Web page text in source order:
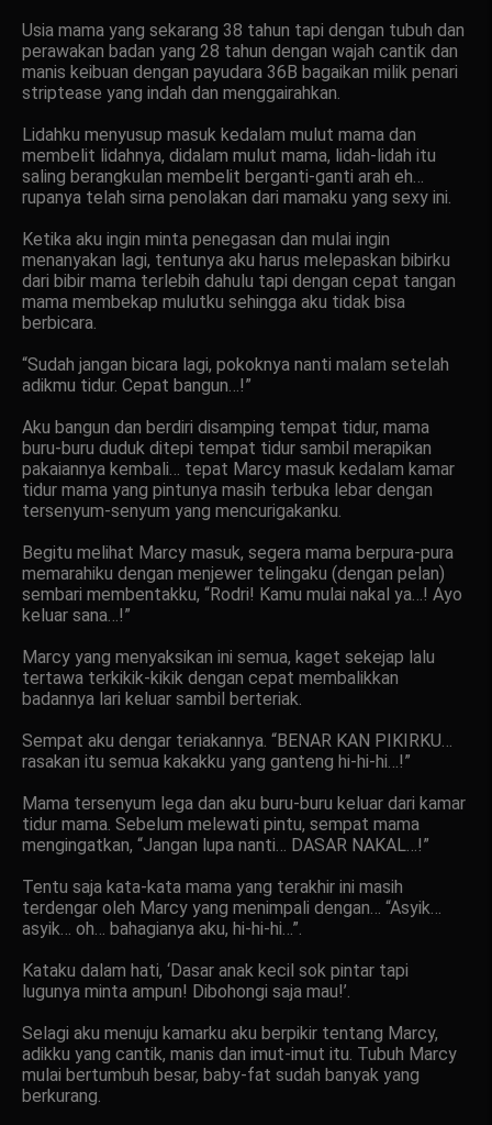
Usia mama yang sekarang 38 tahun tapi dengan tubuh dan
perawakan badan yang 28 tahun dengan wajah cantik dan
manis keibuan dengan payudara 36B bagaikan milik penari
striptease yang indah dan menggairahkan.
Lidahku menyusup masuk kedalam mulut mama dan
membelit lidahnya, didalam mulut mama, lidah-lidah itu
saling berangkulan membelit berganti-ganti arah eh…
rupanya telah sirna penolakan dari mamaku yang sexy ini.
Ketika aku ingin minta penegasan dan mulai ingin
menanyakan lagi, tentunya aku harus melepaskan bibirku
dari bibir mama terlebih dahulu tapi dengan cepat tangan
mama membekap mulutku sehingga aku tidak bisa
berbicara.
“Sudah jangan bicara lagi, pokoknya nanti malam setelah
adikmu tidur. Cepat bangun…!”
Aku bangun dan berdiri disamping tempat tidur, mama
buru-buru duduk ditepi tempat tidur sambil merapikan
pakaiannya kembali… tepat Marcy masuk kedalam kamar
tidur mama yang pintunya masih terbuka lebar dengan
tersenyum-senyum yang mencurigakanku.
Begitu melihat Marcy masuk, segera mama berpura-pura
memarahiku dengan menjewer telingaku (dengan pelan)
sembari membentakku, “Rodri! Kamu mulai nakal ya…! Ayo
keluar sana…!”
Marcy yang menyaksikan ini semua, kaget sekejap lalu
tertawa terkikik-kikik dengan cepat membalikkan
badannya lari keluar sambil berteriak.
Sempat aku dengar teriakannya. “BENAR KAN PIKIRKU…
rasakan itu semua kakakku yang ganteng hi-hi-hi…!”
Mama tersenyum lega dan aku buru-buru keluar dari kamar
tidur mama. Sebelum melewati pintu, sempat mama
mengingatkan, “Jangan lupa nanti… DASAR NAKAL…!”
Tentu saja kata-kata mama yang terakhir ini masih
terdengar oleh Marcy yang menimpali dengan… “Asyik…
asyik… oh… bahagianya aku, hi-hi-hi…”.
Kataku dalam hati, ‘Dasar anak kecil sok pintar tapi
lugunya minta ampun! Dibohongi saja mau!’.
Selagi aku menuju kamarku aku berpikir tentang Marcy,
adikku yang cantik, manis dan imut-imut itu. Tubuh Marcy
mulai bertumbuh besar, baby-fat sudah banyak yang
berkurang.